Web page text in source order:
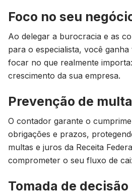
Foco no seu
Ao delegar a burocracia e as
para o especialista, você
focar no que realmente
crescimento da sua empresa.
Prevenção de
O contador garante o
obrigações e prazos,
multas e juros da Receita
comprometer o seu fluxo de
Tomada de decisão